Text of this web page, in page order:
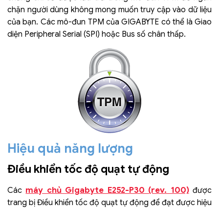
chặn người dùng không mong muốn truy cập vào dữ liệu
của bạn. Các mô-đun TPM của GIGABYTE có thể là Giao
diện Peripheral Serial (SPI) hoặc Bus số chân thấp.
Hiệu quả năng lượng
Điều khiển tốc độ quạt tự động
Các máy chủ Gigabyte E252-P30 (rev. 100)được
trang bị Điều khiển tốc độ quạt tự động để đạt được hiệu